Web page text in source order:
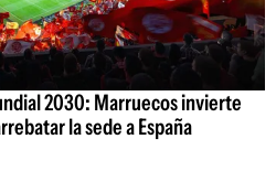
2030: Marruecos invierte
la sede a España